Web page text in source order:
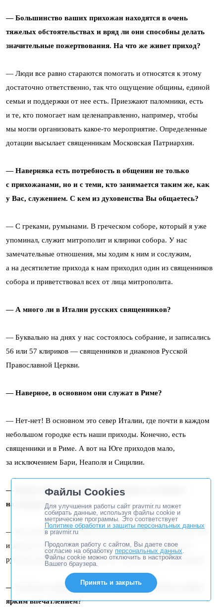
— Большинство ваших прихожан находятся в очень
тяжелых обстоятельствах и вряд ли они способны делать
значительные пожертвования. На что же живет приход?
— Люди все равно стараются помогать и относятся к этому
достаточно ответственно, так что ощущение общины, единой
семьи и поддержки от нее есть. Приезжают паломники, есть
и те, кто помогает нам целенаправленно, например, чтобы
мы могли организовать какое-то мероприятие. Определенные
дотации высылает священникам Московская Патриархия.
— Наверняка есть потребность в общении не только
с прихожанами, но и с теми, кто занимается таким же, как
у Вас, служением. С кем из духовенства Вы общаетесь?
— С греками, румынами. В греческом соборе, который я уже
упоминал, служит митрополит и клирики собора. У нас
замечательные отношения, мы ходим к ним и сослужим,
а на десятилетие прихода к нам приходил один из священников
собора и приветствовал всех от лица митрополита.
— А много ли в Италии русских священников?
— Буквально на днях у нас состоялось собрание, и записались
56 или 57 клириков — священников и диаконов Русской
Православной Церкви.
— Наверное, в основном они служат в Риме?
— Нет-нет! В основном это север Италии, где почти в каждом
небольшом городке есть наши приходы. Конечно, есть
священники и в Риме. А вот на Юге приходов мало,
за исключением Бари, Неаполя и Сицилии.
— Жизнь этих приходов ориентирована в основном
на мигрантов?
— Не только. В Риме, Милане и других крупных городах есть
и другой социальный слой, например, наши бизнесмены,
русские домохозяйки — жены тех, кто работает за границей.
— За 10 лет служения в Италии что для Вас было самым
ярким впечатлением?
Файлы Cookies
Для улучшения работы сайт pravmir.ru может
собирать данные, используя файлы cookie и
метрические программы. Это соответствует
Политике обработки и защиты персональных данных
в pravmir.ru
Продолжая работу с сайтом, Вы даете свое
согласие на обработку персональных данных.
Файлы cookie можно отключить в настройках
Вашего браузера.
Принять и закрыть